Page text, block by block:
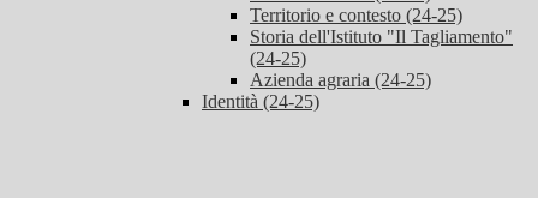
Territorio e contesto (24-25)
Storia dell'Istituto "Il Tagliamento"
(24-25)
Azienda agraria (24-25)
Identità (24-25)